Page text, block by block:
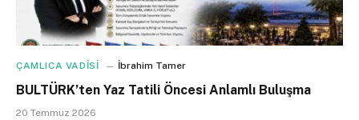
ÇAMLICA VADİSİ İbrahim Tamer
BULTÜRK’ten Yaz Tatili Öncesi Anlamlı Buluşma
20 Temmuz 2026